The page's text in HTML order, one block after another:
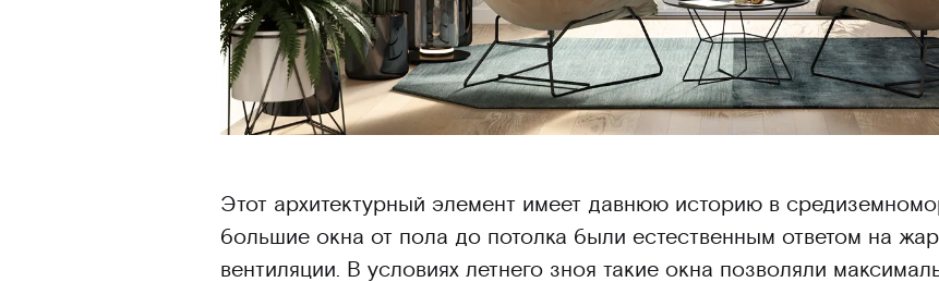
Этот архитектурный элемент имеет давнюю историю в
большие окна от пола до потолка были естественным ответом на
вентиляции. В условиях летнего зноя такие окна позволяли